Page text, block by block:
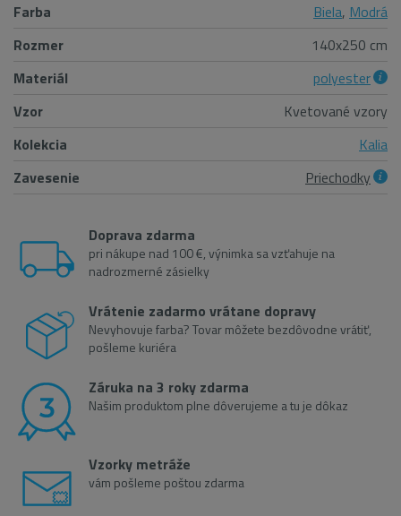
Farba Biela, Modrá
Rozmer
140x250 cm
Materiál
polyester
Vzor
Kvetované vzory
Kolekcia
Kalia
Zavesenie
Priechodky
Doprava zdarma
pri nákupe nad 100 €, výnimka sa vzťahuje na
nadrozmerné zásielky
Vrátenie zadarmo vrátane dopravy
Nevyhovuje farba? Tovar môžete bezdôvodne vrátiť,
pošleme kuriéra
Záruka na 3 roky zdarma
Našim produktom plne dôverujeme a tu je dôkaz
Vzorky metráže
vám pošleme poštou zdarma